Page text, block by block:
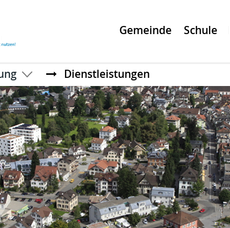
Gemeinde Schule
Dienstleistungen